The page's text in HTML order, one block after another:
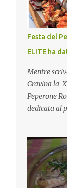
e cerco
vero
perché
anno
Pranzo
tutti a fine
grande
spesso
opportunità,
concordo!
Festa del
ELITE ha
Mentre
Gravina la
Peperone
dedicata al
piccante,
Politiche
nella lista